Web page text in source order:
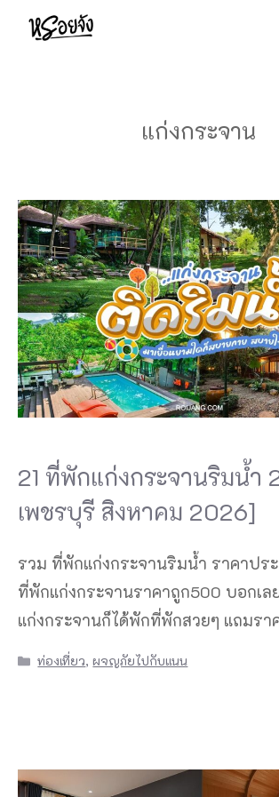
Skip
แก่งกระจาน
21 ที่พักแก่งกระจานริมน้ำ
เพชรบุรี สิงหาคม 2026]
รวม ที่พักแก่งกระจานริมน้ำ ราคาปร
ที่พักแก่งกระจานราคาถูก500 บอกเล
แก่งกระจานก็ได้พักที่พักสวยๆ แถมรา
Categories
ท่องเที่ยว,ผจญภัยไปกับแนน